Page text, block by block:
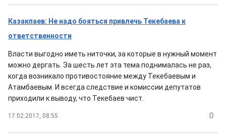
Казакпаев: Не надо бояться привлечь Текебаева к
ответственности
Власти выгодно иметь ниточки, за которые в нужный момент
можно дергать. За шесть лет эта тема поднималась не раз,
когда возникало противостояние между Текебаевым и
Атамбаевым. И всегда следствие и комиссии депутатов
приходили к выводу, что Текебаев чист.
17.02.2017, 08:55 0